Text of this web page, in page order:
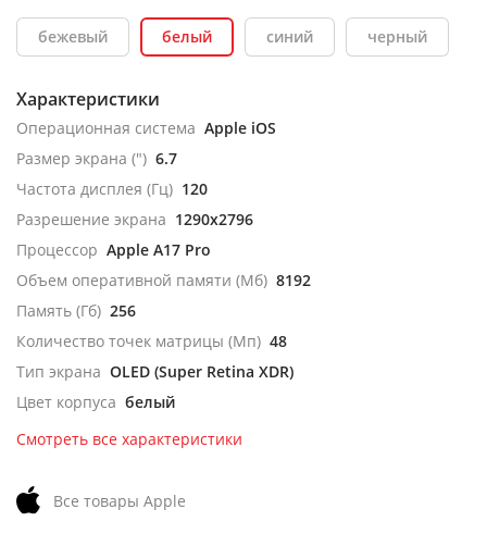
бежевый белый синий черный
Характеристики
Операционная система Apple iOS
Размер экрана (") 6.7
Частота дисплея (Гц) 120
Разрешение экрана 1290x2796
Процессор Apple A17 Pro
Объем оперативной памяти (Мб) 8192
Память (Гб) 256
Количество точек матрицы (Мп) 48
Тип экрана OLED (Super Retina XDR)
Цвет корпуса белый
Смотреть все характеристики
Все товары Apple